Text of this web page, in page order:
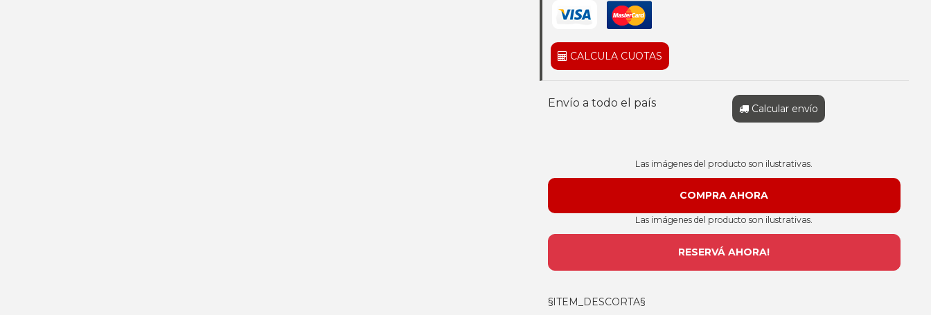
CALCULA CUOTAS
Envío a todo el país Calcular envío
Las imágenes del producto son ilustrativas.
Las imágenes del producto son ilustrativas.
RESERVÁ AHORA!
§ITEM_DESCORTA§